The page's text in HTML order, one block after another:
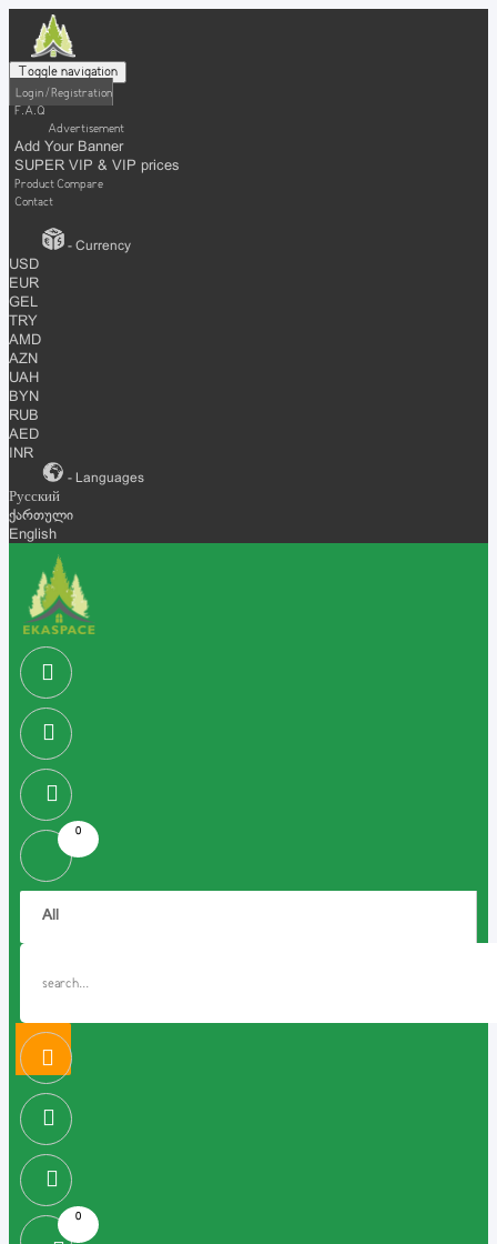
Toggle navigation
Login / Registration
F.A.Q
Advertisement
Add Your Banner
SUPER VIP & VIP prices
Product Compare
Contact
- Currency
USD
EUR
GEL
TRY
AMD
AZN
UAH
BYN
RUB
AED
INR
- Languages
Русский
ქართული
English
0
0